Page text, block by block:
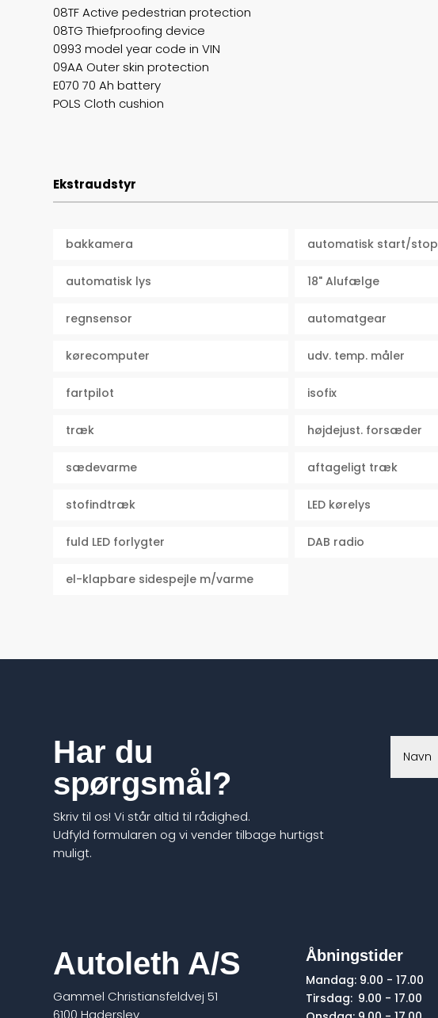
08TF Active pedestrian protection
08TG Thiefproofing device
0993 model year code in VIN
09AA Outer skin protection
E070 70 Ah battery
POLS Cloth cushion
Ekstraudstyr
bakkamera automatisk start/stop
automatisk lys 18" Alufælge
regnsensor automatgear
kørecomputer udv. temp. måler
fartpilot isofix
træk højdejust. forsæder
sædevarme aftageligt træk
stofindtræk LED kørelys
fuld LED forlygter DAB radio
el-klapbare sidespejle m/varme
Har du
spørgsmål?
Skriv til os! Vi står altid til rådighed.
Udfyld formularen og vi vender tilbage hurtigst
muligt.
Autoleth A/S
Gammel Christiansfeldvej 51
6100 Haderslev
Åbningstider
Mandag: 9.00 - 17.00
Tirsdag: 9.00 - 17.00